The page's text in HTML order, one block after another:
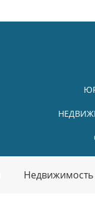
Недвижимость